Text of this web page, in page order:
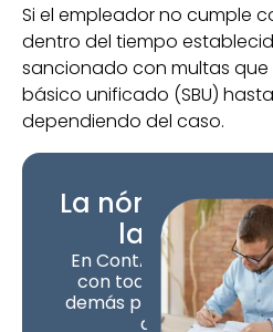
Si el empleador no cumple
dentro del tiempo
sancionado con multas que
básico unificado (SBU)
dependiendo del caso.
La nómina de
las
En ContApp nos
con todas las
demás procesos de
de manera